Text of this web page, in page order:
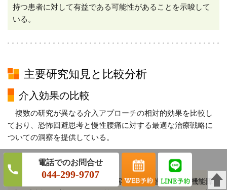
044-299-9707
持つ患者に対して有益である可能性があることを示唆して
いる。
主要研究知見と比較分析
介入効果の比較
複数の研究が異なる介入アプローチの相対的効果を比較し
ており、恐怖回避思考と慢性腰痛に対する最適な治療戦略に
ついての洞察を提供している。
曝露療法 vs. 段階的活動
Leeuw et al.の研究では、曝露療法と段階的活動は機能障